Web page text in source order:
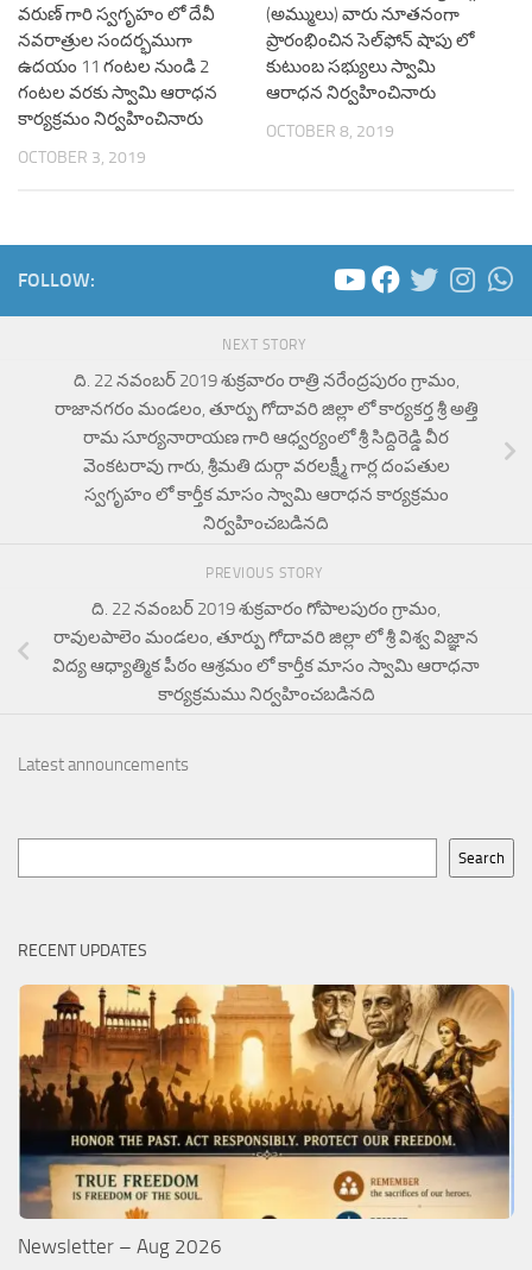
వరుణ్ గారి స్వగృహం లో దేవీ
నవరాత్రుల సందర్భముగా
ఉదయం 11 గంటల నుండి 2
గంటల ‌వరకు స్వామి ఆరాధన
కార్యక్రమం నిర్వహించినారు
OCTOBER 3, 2019
(అమ్ములు) వారు నూతనంగా
ప్రారంభించిన సెల్‌ఫోన్ షాపు లో
కుటుంబ సభ్యులు స్వామి
ఆరాధన నిర్వహించినారు
OCTOBER 8, 2019
FOLLOW:
NEXT STORY
ది. 22 నవంబర్ 2019 శుక్రవారం రాత్రి నరేంద్రపురం గ్రామం,
రాజానగరం మండలం, తూర్పు గోదావరి జిల్లా లో కార్యకర్త శ్రీ అత్తి
రామ సూర్యనారాయణ గారి ఆధ్వర్యంలో శ్రీ సిద్దిరెడ్డి వీర
వెంకటరావు గారు, శ్రీమతి దుర్గా వరలక్ష్మీ గార్ల దంపతుల
స్వగృహం లో కార్తీక మాసం స్వామి ఆరాధన కార్యక్రమం
నిర్వహించబడినది
PREVIOUS STORY
ది. 22 నవంబర్ 2019 శుక్రవారం గోపాలపురం గ్రామం,
రావులపాలెం మండలం, తూర్పు గోదావరి జిల్లా లో శ్రీ విశ్వ విజ్ఞాన
విద్య ఆధ్యాత్మిక పీఠం ఆశ్రమం లో కార్తీక మాసం స్వామి ఆరాధనా
కార్యక్రమము నిర్వహించబడినది
Latest announcements
Search
RECENT UPDATES
Newsletter – Aug 2026